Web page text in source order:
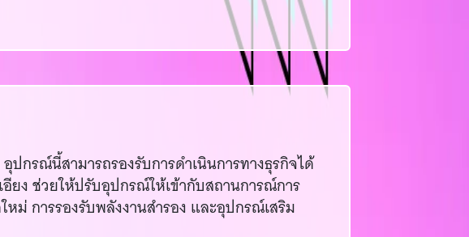
ปกรณ์นี้สามารถรองรับการดำเนินการทางธุรกิจได้
ง ช่วยให้ปรับอุปกรณ์ให้เข้ากับสถานการณ์การ
ม่ การรองรับพลังงานสำรอง และอุปกรณ์เสริม